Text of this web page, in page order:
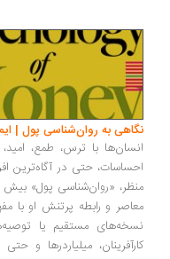
به روان‌شناسی پول | ایما
با ترس، طمع، امید،
حتی در آگاه‌ترین افراد،
«روان‌شناسی پول» بیش از آنکه
و رابطه پرتنش او با مفهوم
مستقیم یا توصیه‌های
میلیاردرها و حتی